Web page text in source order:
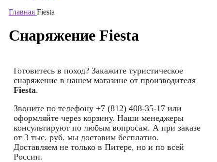
Главная Fiesta
Снаряжение Fiesta
Готовитесь в поход? Закажите туристическое
снаряжение в нашем магазине от производителя
Fiesta.
Звоните по телефону +7 (812) 408-35-17 или
оформляйте через корзину. Наши менеджеры
консультируют по любым вопросам. А при заказе
от 3 тыс. руб. мы доставим бесплатно.
Доставляем не только в Питере, но и по всей
России.